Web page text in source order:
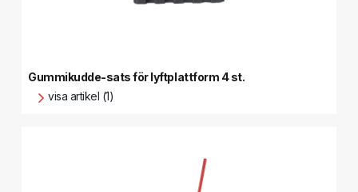
Gummikudde-sats för lyftplattform 4 st.
visa artikel (1)